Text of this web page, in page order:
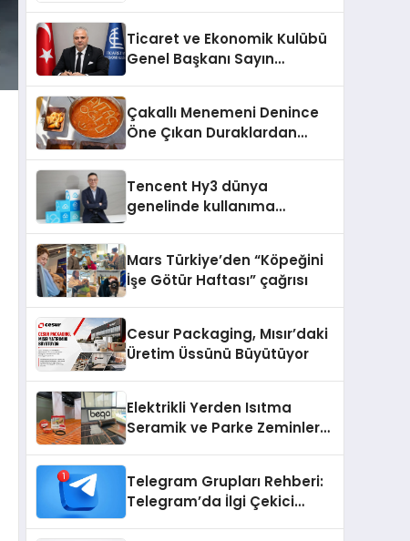
Ticaret ve Ekonomik Kulübü
Genel Başkanı Sayın
şunları kaydetti:
Çakallı Menemeni Denince
Öne Çıkan Duraklardan
Tencent Hy3 dünya
genelinde kullanıma
Mars Türkiye’den “Köpeğini
İşe Götür Haftası” çağrısı
Cesur Packaging, Mısır’daki
Üretim Üssünü Büyütüyor
Elektrikli Yerden Isıtma
Seramik ve Parke Zeminler
Telegram Grupları Rehberi:
Telegram’da İlgi Çekici